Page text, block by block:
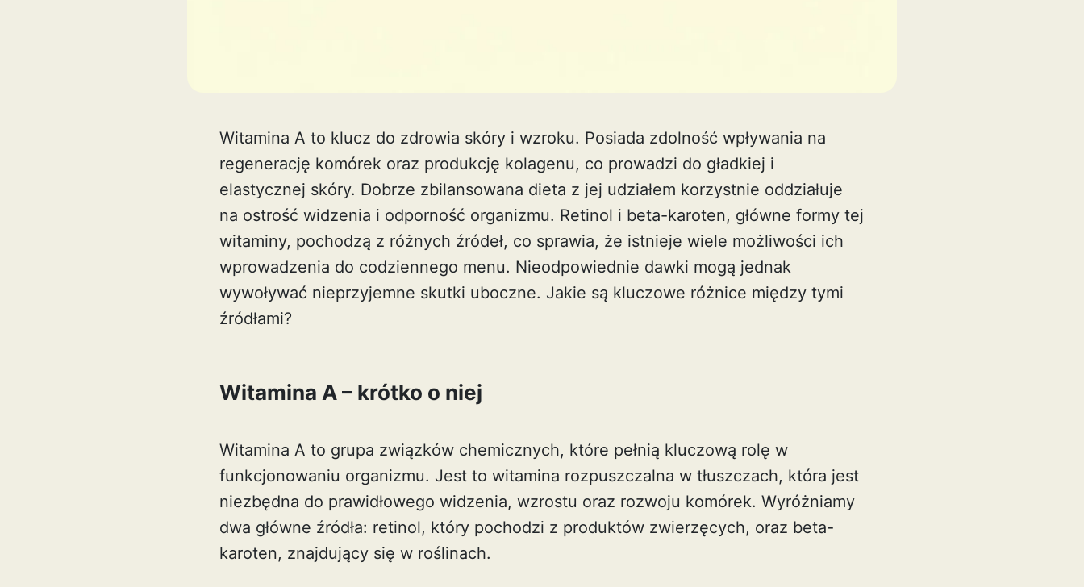
Witamina A to klucz do zdrowia skóry i wzroku. Posiada zdolność wpływania na
regenerację komórek oraz produkcję kolagenu, co prowadzi do gładkiej i
elastycznej skóry. Dobrze zbilansowana dieta z jej udziałem korzystnie oddziałuje
na ostrość widzenia i odporność organizmu. Retinol i beta-karoten, główne formy tej
witaminy, pochodzą z różnych źródeł, co sprawia, że istnieje wiele możliwości ich
wprowadzenia do codziennego menu. Nieodpowiednie dawki mogą jednak
wywoływać nieprzyjemne skutki uboczne. Jakie są kluczowe różnice między tymi
źródłami?
Witamina A – krótko o niej
Witamina A to grupa związków chemicznych, które pełnią kluczową rolę w
funkcjonowaniu organizmu. Jest to witamina rozpuszczalna w tłuszczach, która jest
niezbędna do prawidłowego widzenia, wzrostu oraz rozwoju komórek. Wyróżniamy
dwa główne źródła: retinol, który pochodzi z produktów zwierzęcych, oraz beta-
karoten, znajdujący się w roślinach.